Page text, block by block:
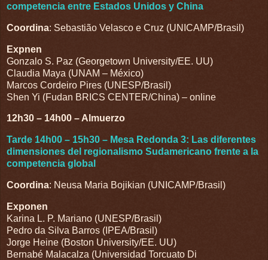
competencia entre Estados Unidos y China
Coordina: Sebastião Velasco e Cruz (UNICAMP/Brasil)
Expnen
Gonzalo S. Paz (Georgetown University/EE. UU)
Claudia Maya (UNAM – México)
Marcos Cordeiro Pires (UNESP/Brasil)
Shen Yi (Fudan BRICS CENTER/China) – online
12h30 – 14h00 – Almuerzo
Tarde 14h00 – 15h30 – Mesa Redonda 3: Las diferentes
dimensiones del regionalismo Sudamericano frente a la
competencia global
Coordina: Neusa Maria Bojikian (UNICAMP/Brasil)
Exponen
Karina L. P. Mariano (UNESP/Brasil)
Pedro da Silva Barros (IPEA/Brasil)
Jorge Heine (Boston University/EE. UU)
Bernabé Malacalza (Universidad Torcuato Di